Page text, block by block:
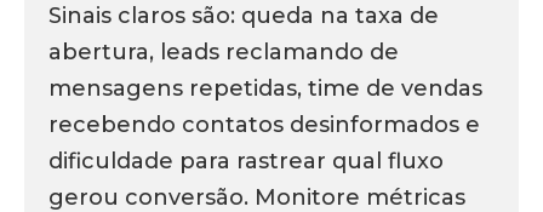
Sinais claros são: queda na taxa de
abertura, leads reclamando de
mensagens repetidas, time de vendas
recebendo contatos desinformados e
dificuldade para rastrear qual fluxo
gerou conversão. Monitore métricas